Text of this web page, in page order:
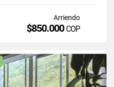
Arriendo
$850.000 COP